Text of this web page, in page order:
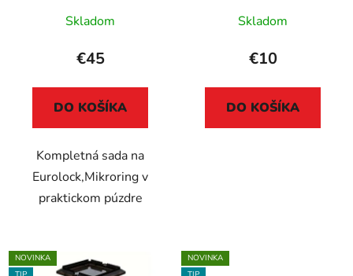
Skladom
€45
DO KOŠÍKA
Kompletná sada na
Eurolock,Mikroring v
praktickom púzdre
Skladom
€10
DO KOŠÍKA
NOVINKA
NOVINKA